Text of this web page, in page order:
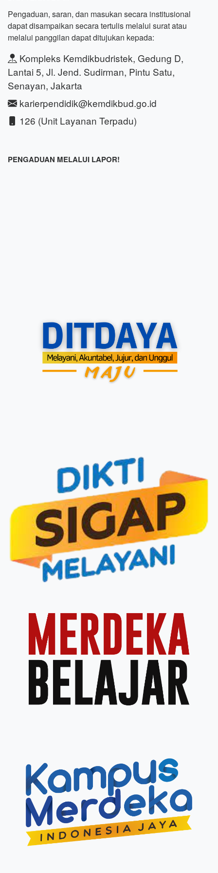
Pengaduan, saran, dan masukan secara institusional
dapat disampaikan secara tertulis melalui surat atau
melalui panggilan dapat ditujukan kepada:
Kompleks Kemdikbudristek, Gedung D,
Lantai 5, Jl. Jend. Sudirman, Pintu Satu,
Senayan, Jakarta
karierpendidik@kemdikbud.go.id
126 (Unit Layanan Terpadu)
PENGADUAN MELALUI LAPOR!